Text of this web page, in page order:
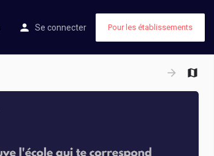
Se connecter Pour les établissements